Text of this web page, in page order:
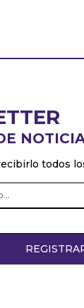
todos